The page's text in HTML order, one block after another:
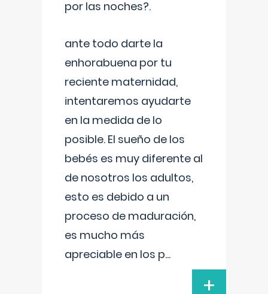
por las noches?.
ante todo darte la
enhorabuena por tu
reciente maternidad,
intentaremos ayudarte
en la medida de lo
posible. El sueño de los
bebés es muy diferente al
de nosotros los adultos,
esto es debido a un
proceso de maduración,
es mucho más
apreciable en los p...
+